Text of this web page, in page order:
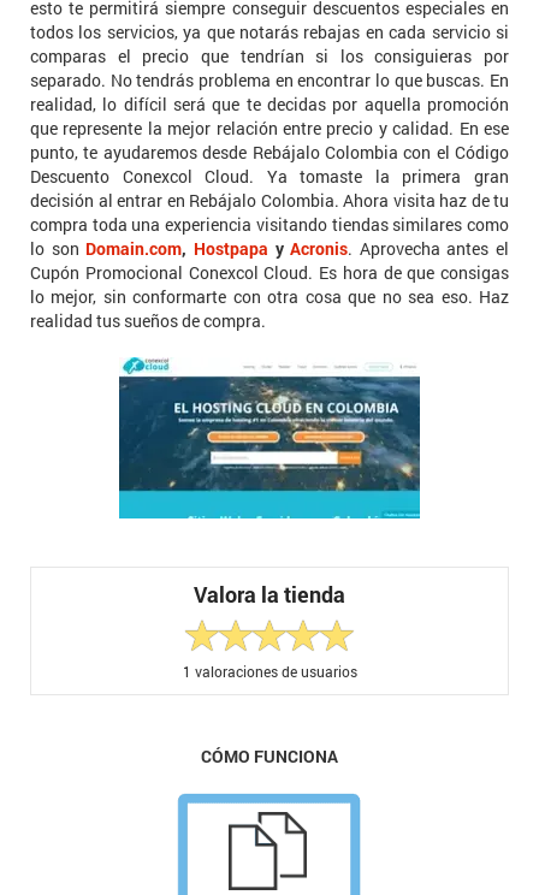
esto te permitirá siempre conseguir descuentos especiales en
todos los servicios, ya que notarás rebajas en cada servicio si
comparas el precio que tendrían si los consiguieras por
separado. No tendrás problema en encontrar lo que buscas. En
realidad, lo difícil será que te decidas por aquella promoción
que represente la mejor relación entre precio y calidad. En ese
punto, te ayudaremos desde Rebájalo Colombia con el Código
Descuento Conexcol Cloud. Ya tomaste la primera gran
decisión al entrar en Rebájalo Colombia. Ahora visita haz de tu
compra toda una experiencia visitando tiendas similares como
lo son Domain.com, Hostpapa yAcronis. Aprovecha antes el
Cupón Promocional Conexcol Cloud. Es hora de que consigas
lo mejor, sin conformarte con otra cosa que no sea eso. Haz
realidad tus sueños de compra.
Valora la tienda
1 valoraciones de usuarios
CÓMO FUNCIONA